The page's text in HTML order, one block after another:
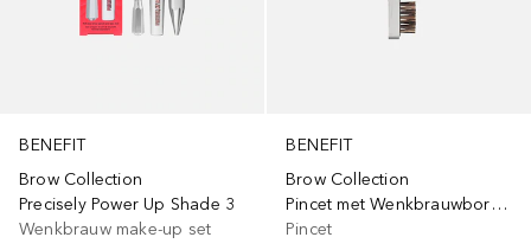
BENEFIT
Brow Collection
Precisely Power Up Shade 3
Wenkbrauw make-up set
BENEFIT
Brow Collection
Pincet met Wenkbrauwborsteltje
Pincet